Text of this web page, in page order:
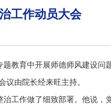
工作动员大会
教育中开展师德师风建设问
由院长经来旺主持。
工作做了细致部署。他说，